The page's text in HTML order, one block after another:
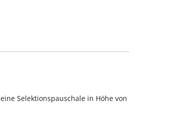
Selektionspauschale in Höhe von